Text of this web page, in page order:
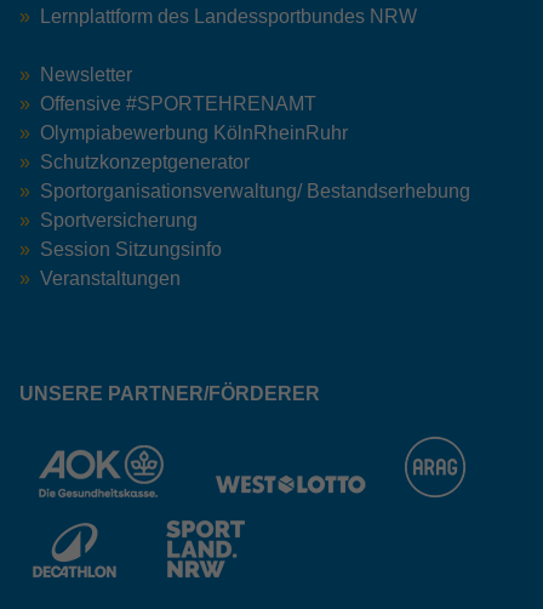
Lernplattform des Landessportbundes NRW
Newsletter
Offensive #SPORTEHRENAMT
Olympiabewerbung KölnRheinRuhr
Schutzkonzeptgenerator
Sportorganisationsverwaltung/ Bestandserhebung
Sportversicherung
Session Sitzungsinfo
Veranstaltungen
UNSERE PARTNER/FÖRDERER